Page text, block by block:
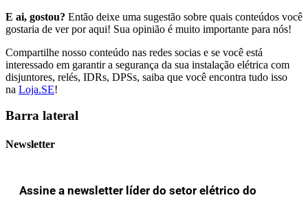
E ai, gostou? Então deixe uma sugestão sobre quais conteúdos você
gostaria de ver por aqui! Sua opinião é muito importante para nós!
Compartilhe nosso conteúdo nas redes socias e se você está
interessado em garantir a segurança da sua instalação elétrica com
disjuntores, relés, IDRs, DPSs, saiba que você encontra tudo isso
na Loja.SE!
Barra lateral
Newsletter
Assine a newsletter líder do setor elétrico do